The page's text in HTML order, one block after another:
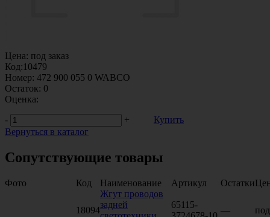
Цена: под заказ
Код:10479
Номер: 472 900 055 0 WABCO
Остаток: 0
Оценка:
-
+
Купить
Вернуться в каталог
Сопутствующие товары
Фото Код Наименование Артикул Остатки
18094
Жгут проводов
задней
65115-
—